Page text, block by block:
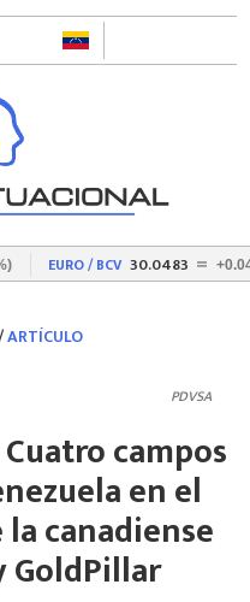
EURO / BCV 30.0483 +0.04
ARTÍCULO
PDVSA
campos
en el
canadiense
GoldPillar